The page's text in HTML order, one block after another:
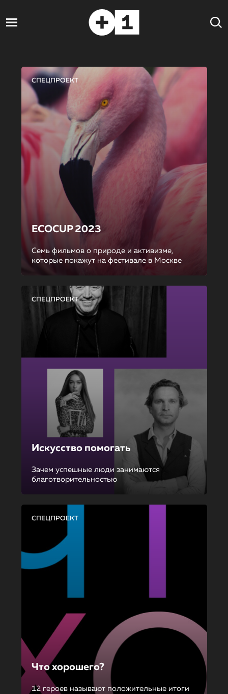
СПЕЦПРОЕКТ
ECOCUP 2023
Семь фильмов о природе и активизме,
которые покажут на фестивале в Москве
СПЕЦПРОЕКТ
Искусство помогать
Зачем успешные люди занимаются
благотворительностью
СПЕЦПРОЕКТ
Что хорошего?
12 героев называют положительные итоги